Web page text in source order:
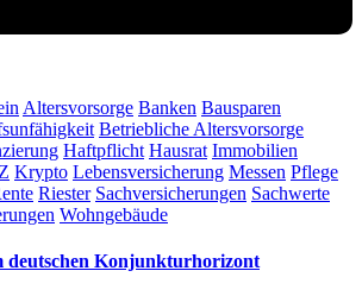
Altersvorsorge Banken Bausparen
Betriebliche Altersvorsorge
Haftpflicht Hausrat Immobilien
Krypto Lebensversicherung Messen Pflege
Riester Sachversicherungen Sachwerte
Wohngebäude
deutschen Konjunkturhorizont